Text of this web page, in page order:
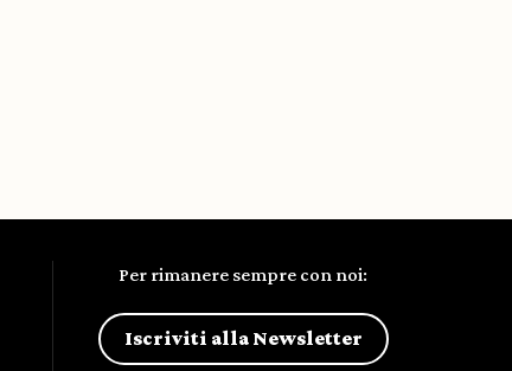
Per rimanere sempre con noi:
Iscriviti alla Newsletter